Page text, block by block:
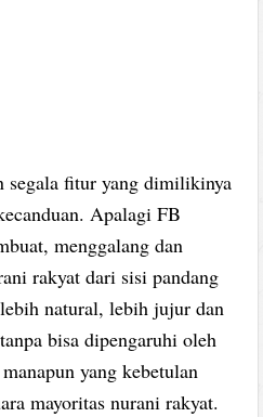
segala fitur yang dimilikinya
Apalagi FB
menggalang dan
rakyat dari sisi pandang
natural, lebih jujur dan
bisa dipengaruhi oleh
yang kebetulan
mayoritas nurani rakyat.